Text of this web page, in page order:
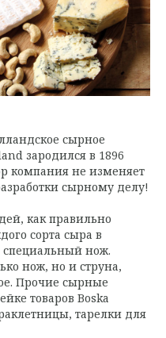
сырное
зародился в 1896
компания не изменяет
сырному делу!
как правильно
сорта сыра в
специальный нож.
нож, но и струна,
Прочие сырные
товаров Boska
тарелки для